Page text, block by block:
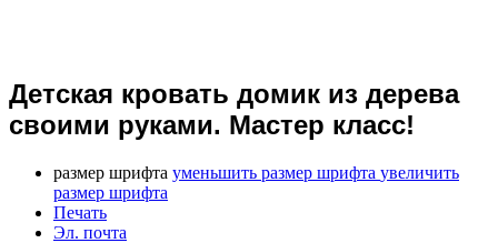
Детская кровать домик из дерева
своими руками. Мастер класс!
размер шрифта уменьшить размер шрифта увеличить
размер шрифта
Печать
Эл. почта